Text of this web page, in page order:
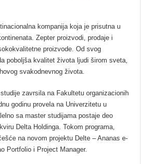
kompanija koja je prisutna u
Zepter proizvodi, prodaje i
proizvode. Od svog
poboljša kvalitet života ljudi širom sveta,
svakodnevnog života.
zavrsila na Fakultetu organizacionih
godinu provela na Univerzitetu u
sa master studijama postaje deo
Delta Holdinga. Tokom programa,
na novom projektu Delte – Ananas e-
Portfolio i Project Manager.